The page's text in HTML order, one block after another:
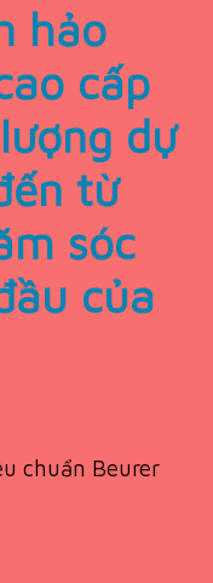
hảo
cấp
dự
từ
sóc
của
chuẩn Beurer